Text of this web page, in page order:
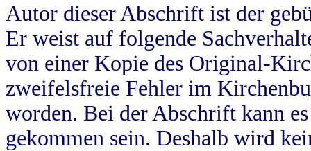
Autor dieser Abschrift ist der
Er weist auf folgende
von einer Kopie des Original-
zweifelsfreie Fehler im
worden. Bei der Abschrift kann
gekommen sein. Deshalb wird